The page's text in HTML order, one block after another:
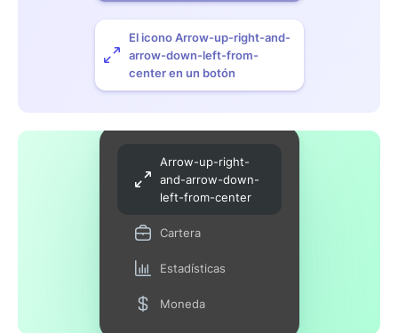
El icono Arrow-up-right-and-
arrow-down-left-from-
center en un botón
Arrow-up-right-
and-arrow-down-
left-from-center
Cartera
Estadísticas
Moneda